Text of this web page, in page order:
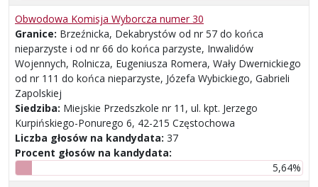
Obwodowa Komisja Wyborcza numer 30
Granice: Brzeźnicka, Dekabrystów od nr 57 do końca
nieparzyste i od nr 66 do końca parzyste, Inwalidów
Wojennych, Rolnicza, Eugeniusza Romera, Wały Dwernickiego
od nr 111 do końca nieparzyste, Józefa Wybickiego, Gabrieli
Zapolskiej
Siedziba: Miejskie Przedszkole nr 11, ul. kpt. Jerzego
Kurpińskiego-Ponurego 6, 42-215 Częstochowa
Liczba głosów na kandydata: 37
Procent głosów na kandydata:
5,64%